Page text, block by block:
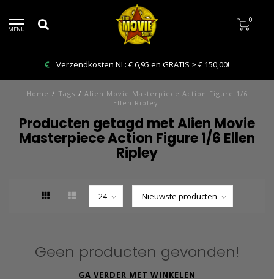
MENU
0
Verzendkosten NL: € 6,95 en GRATIS > € 150,00!
Home / Tags / Alien Movie Masterpiece Action Figure 1/6
Ellen Ripley
Producten getagd met Alien Movie
Masterpiece Action Figure 1/6 Ellen
Ripley
Geen producten gevonden!
GA VERDER MET WINKELEN